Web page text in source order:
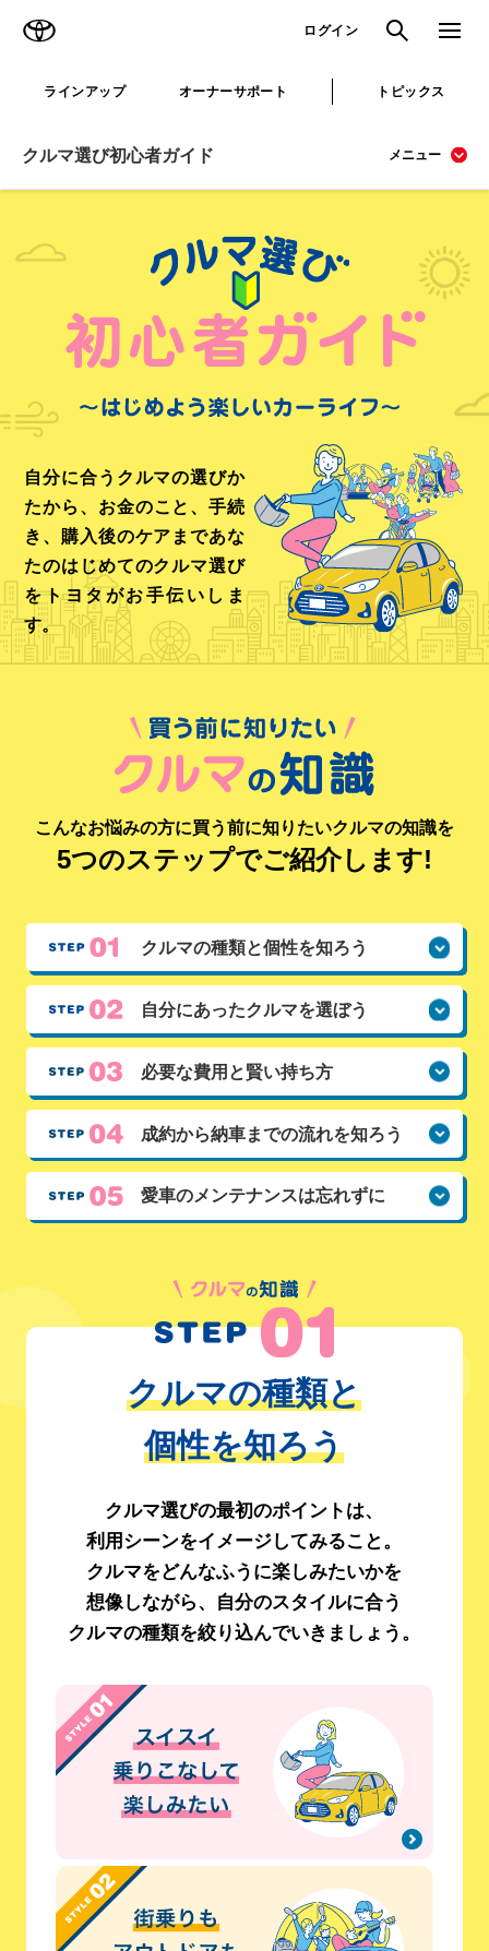
ログイン 検索 メニュ
ラインアップ オーナーサポート トピックス
クルマ選び初心者ガイド メニュー
自分に合うクルマの選びか
たから、 お金のこと、手続
き、購入後のケアまであな
たのはじめてのクルマ選び
をトヨタがお手伝いしま
す。
こんなお悩みの方に買う前に知りたいクルマの知識を
5つのステップでご紹介します!
クルマの種類と個性を知ろう
自分にあったクルマを選ぼう
必要な費用と賢い持ち方
成約から納車までの流れを知ろう
愛車のメンテナンスは忘れずに
クルマの種類と
個性を知ろう
クルマ選びの最初のポイントは、
利用シーンをイメージしてみること。
クルマをどんなふうに楽しみたいかを
想像しながら、 自分のスタイルに合う
クルマの種類を絞り込んでいきましょう。